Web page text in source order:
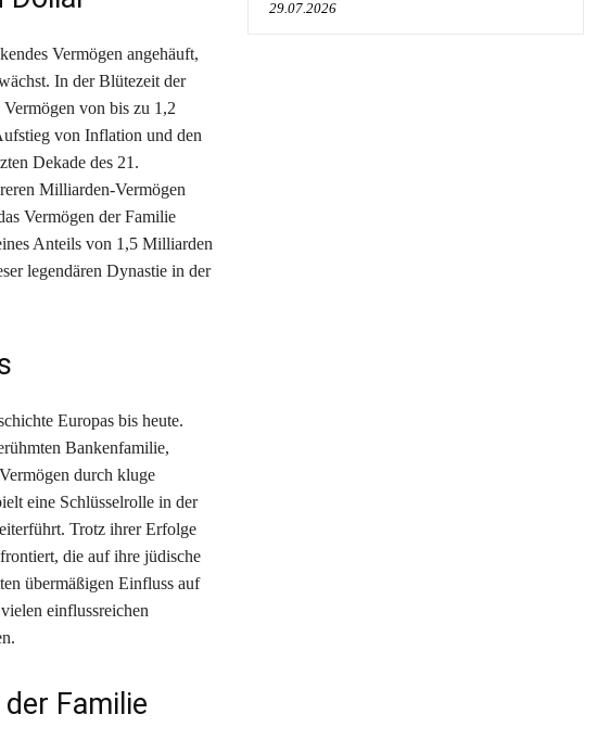
Vermögen angehäuft,
In der Blütezeit der
von bis zu 1,2
von Inflation und den
Dekade des 21.
Milliarden-Vermögen
Vermögen der Familie
Anteils von 1,5 Milliarden
legendären Dynastie in der
Europas bis heute.
Bankenfamilie,
durch kluge
eine Schlüsselrolle in der
Trotz ihrer Erfolge
die auf ihre jüdische
übermäßigen Einfluss auf
einflussreichen
Familie
29.07.2026